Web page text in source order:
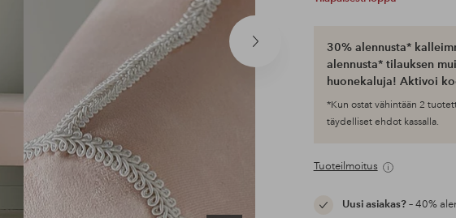
Seuraava
30% alennusta*
alennusta* tilauksen
huonekaluja! Aktivoi
*Kun ostat vähintään 2
täydelliset ehdot kassalla.
Tuoteilmoitus
Uusi asiakas?– 40%